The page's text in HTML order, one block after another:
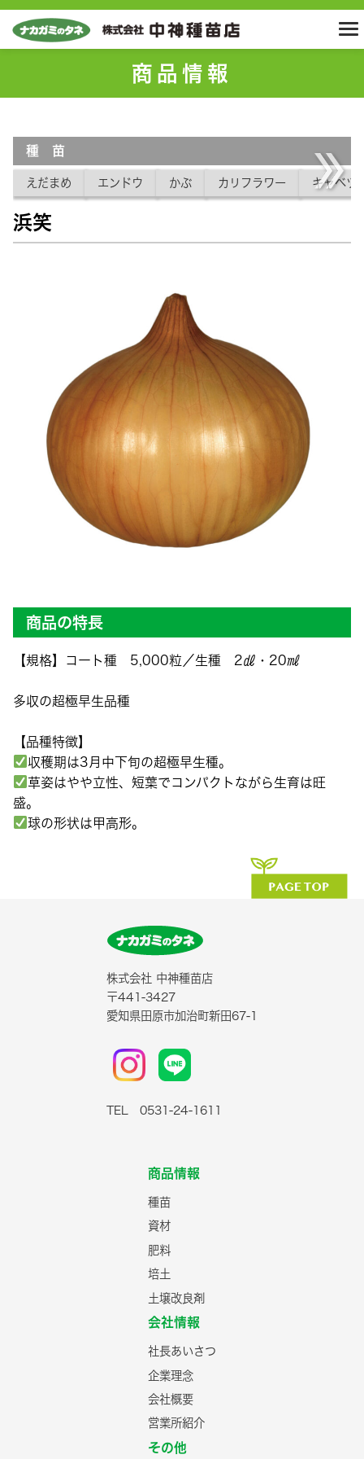
商品情報
種 苗
えだまめ エンドウ かぶ カリフラワー キャベツ
浜笑
商品の特長
【規格】コート種 5,000粒／生種 2㎗・20㎖
多収の超極早生品種
【品種特徴】
収穫期は3月中下旬の超極早生種。
草姿はやや立性、短葉でコンパクトながら生育は旺
盛。
球の形状は甲高形。
株式会社 中神種苗店
〒441-3427
愛知県田原市加治町新田67-1
TEL 0531-24-1611
商品情報
種苗
資材
肥料
培土
土壌改良剤
会社情報
社長あいさつ
企業理念
会社概要
営業所紹介
その他